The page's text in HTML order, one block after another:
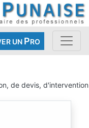
UN PRO
de devis, d'intervention